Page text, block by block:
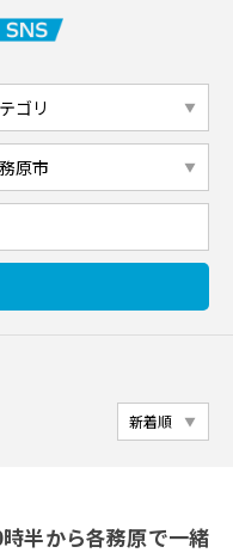
半から各務原で一緒